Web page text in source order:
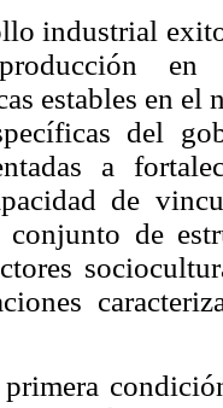
industrial
estables en
del
a
de
de